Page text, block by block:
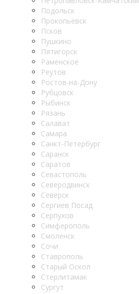
Подольск
Прокопьевск
Псков
Пушкино
Пятигорск
Раменское
Реутов
Ростов-на-Дону
Рубцовск
Рыбинск
Рязань
Салават
Самара
Санкт-Петербург
Саранск
Саратов
Севастополь
Северодвинск
Северск
Сергиев Посад
Серпухов
Симферополь
Смоленск
Сочи
Ставрополь
Старый Оскол
Стерлитамак
Сургут